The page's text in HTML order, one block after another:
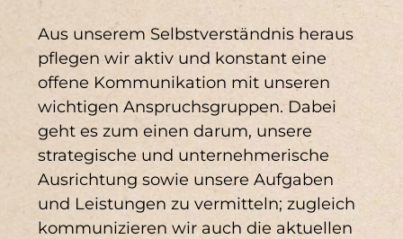
Aus unserem Selbstverständnis heraus
pflegen wir aktiv und konstant eine
offene Kommunikation mit unseren
wichtigen Anspruchsgruppen. Dabei
geht es zum einen darum, unsere
strategische und unternehmerische
Ausrichtung sowie unsere Aufgaben
und Leistungen zu vermitteln; zugleich
kommunizieren wir auch die aktuellen